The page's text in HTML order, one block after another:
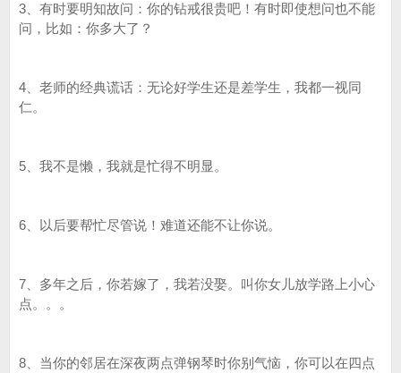
3、有时要明知故问：你的钻戒很贵吧！有时即使想问也不能
问，比如：你多大了？
4、老师的经典谎话：无论好学生还是差学生，我都一视同
仁。
5、我不是懒，我就是忙得不明显。
6、以后要帮忙尽管说！难道还能不让你说。
7、多年之后，你若嫁了，我若没娶。叫你女儿放学路上小心
点。。。
8、当你的邻居在深夜两点弹钢琴时你别气恼，你可以在四点